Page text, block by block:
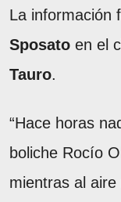
La información
Sposato en el
Tauro.
“Hace horas
boliche Rocío
mientras al